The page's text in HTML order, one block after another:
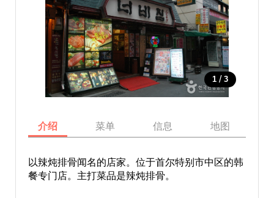
1 / 3
介绍 菜单 信息 地图
以辣炖排骨闻名的店家。位于首尔特别市中区的韩
餐专门店。主打菜品是辣炖排骨。